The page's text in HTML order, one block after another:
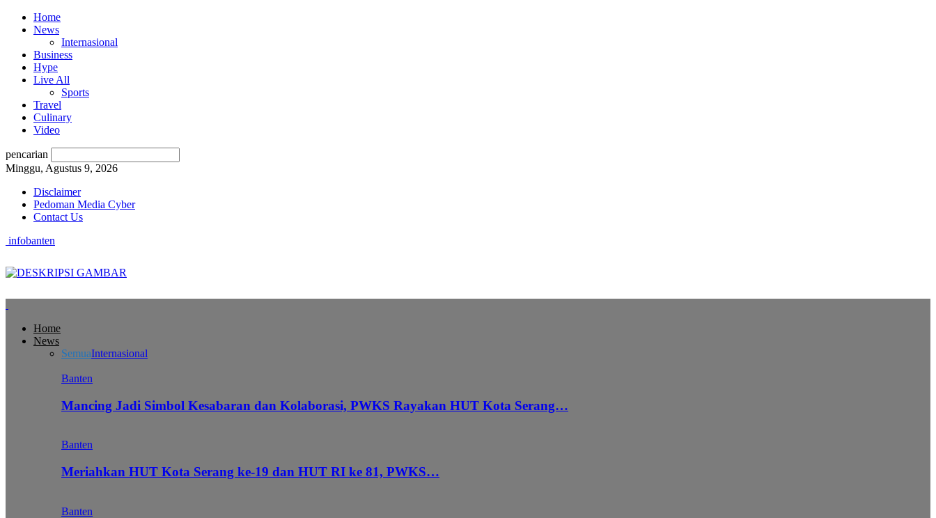
Home
News
Internasional
Business
Hype
Live All
Sports
Travel
Culinary
Video
pencarian
Minggu, Agustus 9, 2026
Disclaimer
Pedoman Media Cyber
Contact Us
infobanten
Home
News
SemuaInternasional
Banten
Mancing Jadi Simbol Kesabaran dan Kolaborasi, PWKS Rayakan HUT Kota Serang…
Banten
Meriahkan HUT Kota Serang ke-19 dan HUT RI ke 81, PWKS…
Banten